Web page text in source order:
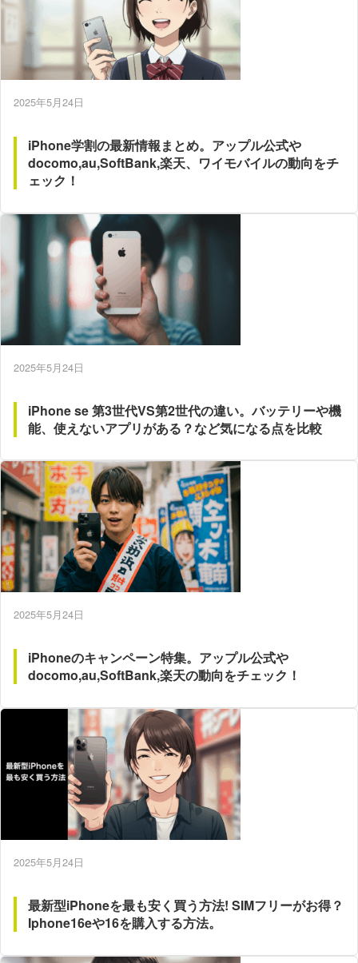
2025年5月24日
iPhone学割の最新情報まとめ。アップル公式や
docomo,au,SoftBank,楽天、ワイモバイルの動向をチ
ェック！
2025年5月24日
iPhone se 第3世代VS第2世代の違い。バッテリーや機
能、使えないアプリがある？など気になる点を比較
2025年5月24日
iPhoneのキャンペーン特集。アップル公式や
docomo,au,SoftBank,楽天の動向をチェック！
2025年5月24日
最新型iPhoneを最も安く買う方法! SIMフリーがお得？
Iphone16eや16を購入する方法。